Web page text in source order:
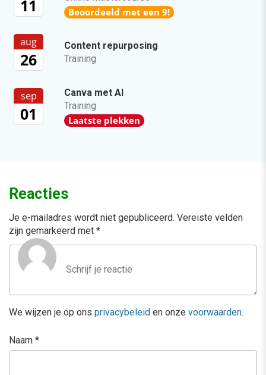
11 Beoordeeld met een 9!
aug
26
Content repurposing
Training
sep
01
Canva met AI
Training
Laatste plekken
Reacties
Je e-mailadres wordt niet gepubliceerd. Vereiste velden
zijn gemarkeerd met *
We wijzen je op ons privacybeleid en onze voorwaarden.
Naam *